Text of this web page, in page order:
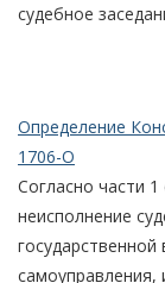
судебное
Определение
1706-О
Согласно части 1
неисполнение
самоуправления,